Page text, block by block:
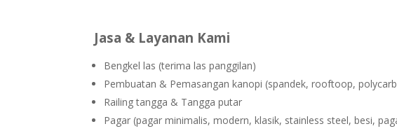
Jasa & Layanan Kami
Bengkel las (terima las panggilan)
Pembuatan & Pemasangan kanopi (spandek, rooftoop,
Railing tangga & Tangga putar
Pagar (pagar minimalis, modern, klasik, stainless steel, besi,